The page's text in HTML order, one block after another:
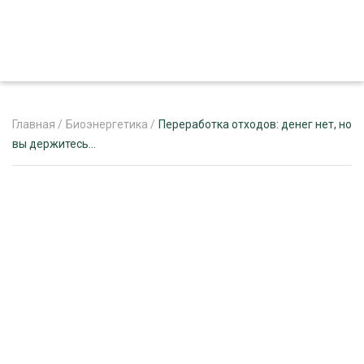
Главная / Биоэнергетика / Переработка отходов: денег нет, но
вы держитесь…